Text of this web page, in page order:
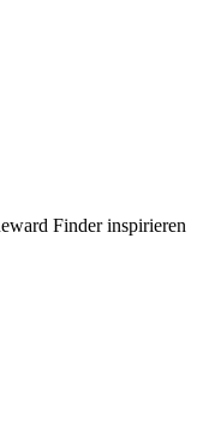
Finder inspirieren